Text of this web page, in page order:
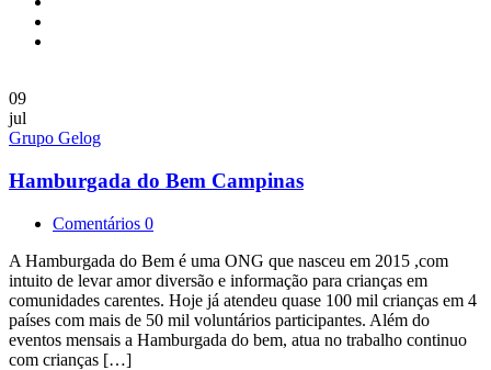
09
jul
Grupo Gelog
Hamburgada do Bem Campinas
Comentários 0
A Hamburgada do Bem é uma ONG que nasceu em 2015 ,com
intuito de levar amor diversão e informação para crianças em
comunidades carentes. Hoje já atendeu quase 100 mil crianças em 4
países com mais de 50 mil voluntários participantes. Além do
eventos mensais a Hamburgada do bem, atua no trabalho continuo
com crianças […]